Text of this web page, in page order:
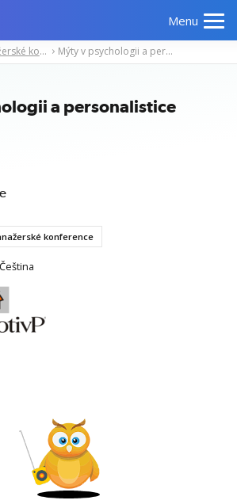
Menu
Odborné
Počítačové
Manažerské konference Mýty v psychologii a personalistice
a personalistice
konference
Čeština